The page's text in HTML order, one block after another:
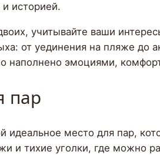
и историей.
учитывайте ваши
от уединения на пляже до
наполнено эмоциями,
пар
место для пар,
и тихие уголки, где можно